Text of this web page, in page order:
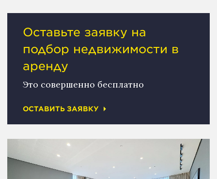
Оставьте заявку на
подбор недвижимости в
аренду
Это совершенно бесплатно
ОСТАВИТЬ ЗАЯВКУ